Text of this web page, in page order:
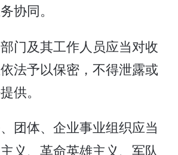
协同。
门及其工作人员应当对收
法予以保密，不得泄露或
供。
团体、企业事业组织应当
义、革命英雄主义、军队